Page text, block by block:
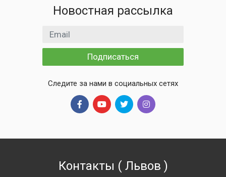
Новостная рассылка
Email адрес
Подписаться
Следите за нами в социальных сетях
Контакты ( Львов )